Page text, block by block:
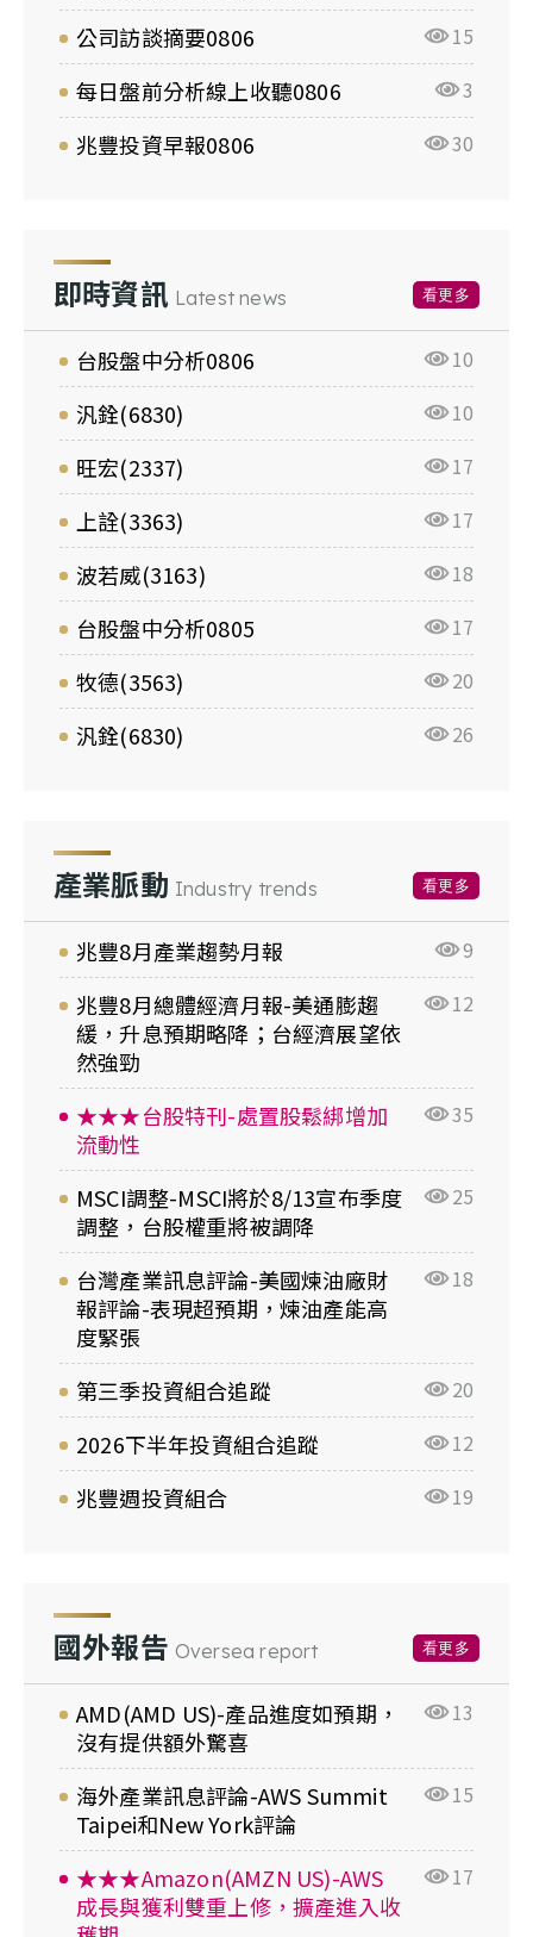
公司訪談摘要0806 15
每日盤前分析線上收聽0806 3
兆豐投資早報0806 30
即時資訊 Latest news 看更多
台股盤中分析0806 10
汎銓(6830) 10
旺宏(2337) 17
上詮(3363) 17
波若威(3163) 18
台股盤中分析0805 17
牧德(3563) 20
汎銓(6830) 26
產業脈動 Industry trends 看更多
兆豐8月產業趨勢月報 9
兆豐8月總體經濟月報-美通膨趨
緩，升息預期略降；台經濟展望依
然強勁
12
★★★台股特刊-處置股鬆綁增加
流動性
35
MSCI調整-MSCI將於8/13宣布季度
調整，台股權重將被調降
25
台灣產業訊息評論-美國煉油廠財
報評論-表現超預期，煉油產能高
度緊張
18
第三季投資組合追蹤 20
2026下半年投資組合追蹤 12
兆豐週投資組合 19
國外報告 Oversea report 看更多
AMD(AMD US)-產品進度如預期，
沒有提供額外驚喜
13
海外產業訊息評論-AWS Summit
Taipei和New York評論
15
★★★Amazon(AMZN US)-AWS
成長與獲利雙重上修，擴產進入收
17